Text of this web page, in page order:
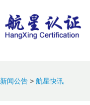
新闻公告 > 航星快讯